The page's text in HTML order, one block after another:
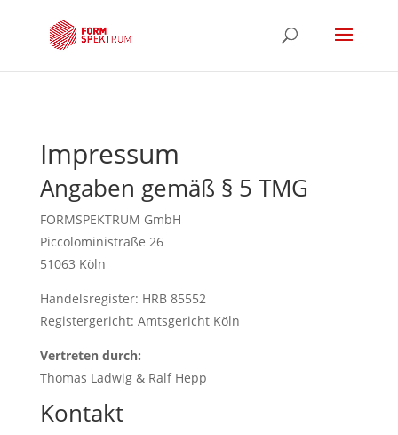
Impressum
Angaben gemäß § 5 TMG
FORMSPEKTRUM GmbH
Piccoloministraße 26
51063 Köln
Handelsregister: HRB 85552
Registergericht: Amtsgericht Köln
Vertreten durch:
Thomas Ladwig & Ralf Hepp
Kontakt